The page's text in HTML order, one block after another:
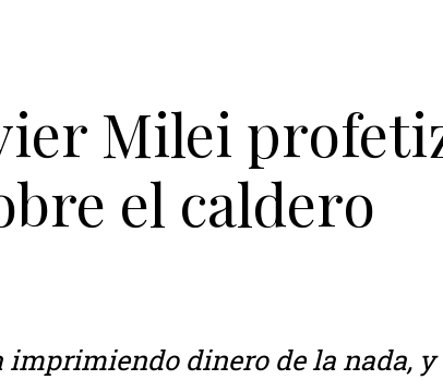
Milei
el caldero
imprimiendo dinero de la nada,